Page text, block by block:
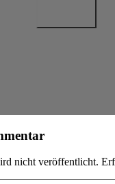
nicht veröffentlicht.